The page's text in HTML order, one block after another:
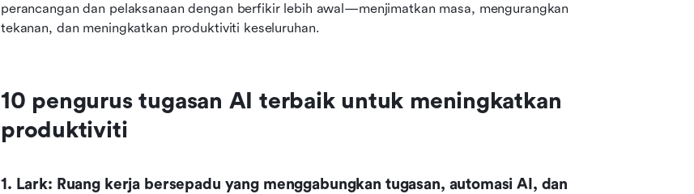
perancangan dan pelaksanaan dengan berfikir lebih awal—menjimatkan masa, mengurangkan
tekanan, dan meningkatkan produktiviti keseluruhan.
10 pengurus tugasan AI terbaik untuk meningkatkan
produktiviti
1. Lark: Ruang kerja bersepadu yang menggabungkan tugasan, automasi AI, dan